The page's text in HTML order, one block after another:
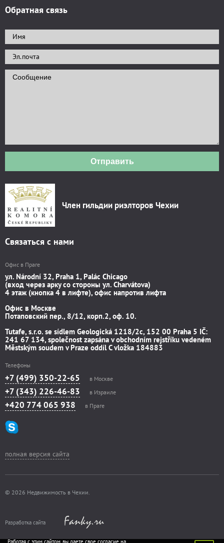
Обратная связь
Отправить
Член гильдии риэлторов Чехии
Связаться с нами
Офис в Праге
ул. Národní 32, Praha 1, Palác Chicago
(вход через арку со стороны ул. Charvátova)
4 этаж (кнопка 4 в лифте), офис напротив лифта
Офис в Москве
Потаповский пер., 8/12, корп.2, оф. 10.
Tutafe, s.r.o. se sídlem Geologická 1218/2c, 152 00 Praha 5 IČ:
241 67 134, společnost zapsána v obchodním rejstříku vedeném
Městským soudem v Praze oddíl C vložka 184883
Телефоны
+7 (499) 350-22-65 в Москве
+7 (343) 226-46-83 в Израиле
+420 774 065 938 в Праге
полная версия сайта
© 2026 Недвижимость в Чехии.
Разработка сайта
Работая с этим сайтом, вы даете свое согласие на